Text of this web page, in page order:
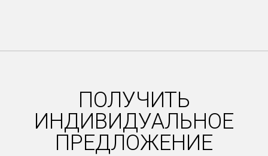
ПОЛУЧИТЬ
ИНДИВИДУАЛЬНОЕ
ПРЕДЛОЖЕНИЕ